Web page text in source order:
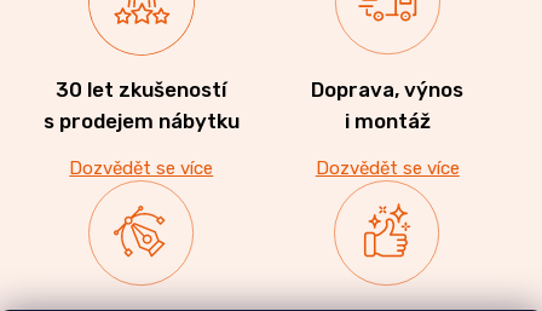
30 let zkušeností
s prodejem nábytku
Dozvědět se více
Doprava, výnos
i montáž
Dozvědět se více